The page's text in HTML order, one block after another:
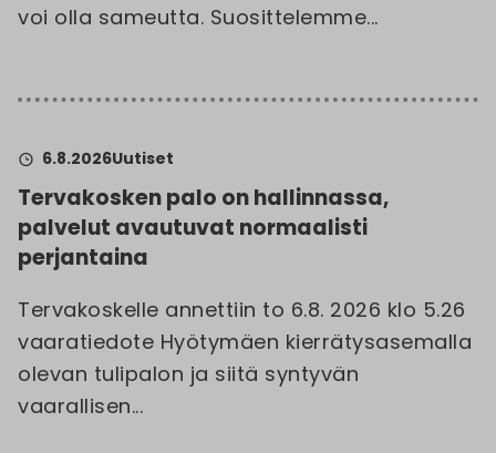
voi olla sameutta. Suosittelemme...
6.8.2026Uutiset
Tervakosken palo on hallinnassa,
palvelut avautuvat normaalisti
perjantaina
Tervakoskelle annettiin to 6.8. 2026 klo 5.26
vaaratiedote Hyötymäen kierrätysasemalla
olevan tulipalon ja siitä syntyvän
vaarallisen...